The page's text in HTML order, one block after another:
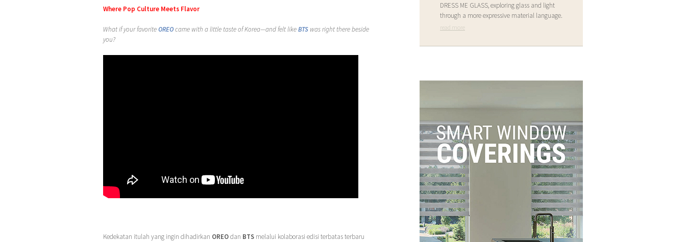
Where Pop Culture Meets Flavor
What if your favoriteOREOcame with a little taste of Korea—and felt likeBTS was right there beside
you?
Kedekatan itulah yang ingin dihadirkan OREOdan BTS melalui kolaborasi edisi terbatas terbaru
DRESS ME GLASS, exploring glass and light
through a more expressive material language.
read more